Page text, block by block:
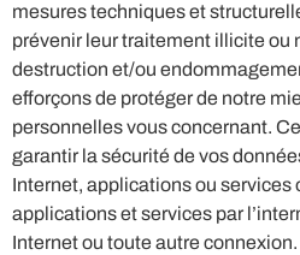
mesures techniques et
prévenir leur traitement illicite ou
destruction et/ou
efforçons de protéger de notre
personnelles vous concernant.
garantir la sécurité de vos
Internet, applications ou services
applications et services par
Internet ou toute autre connexion.